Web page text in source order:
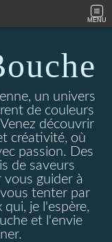
MENU
un univers
de couleurs
découvrir
créativité, où
passion. Des
de saveurs
guider à
tenter par
je l'espère,
et l'envie